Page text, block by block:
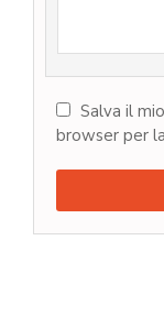
Salva il
browser per